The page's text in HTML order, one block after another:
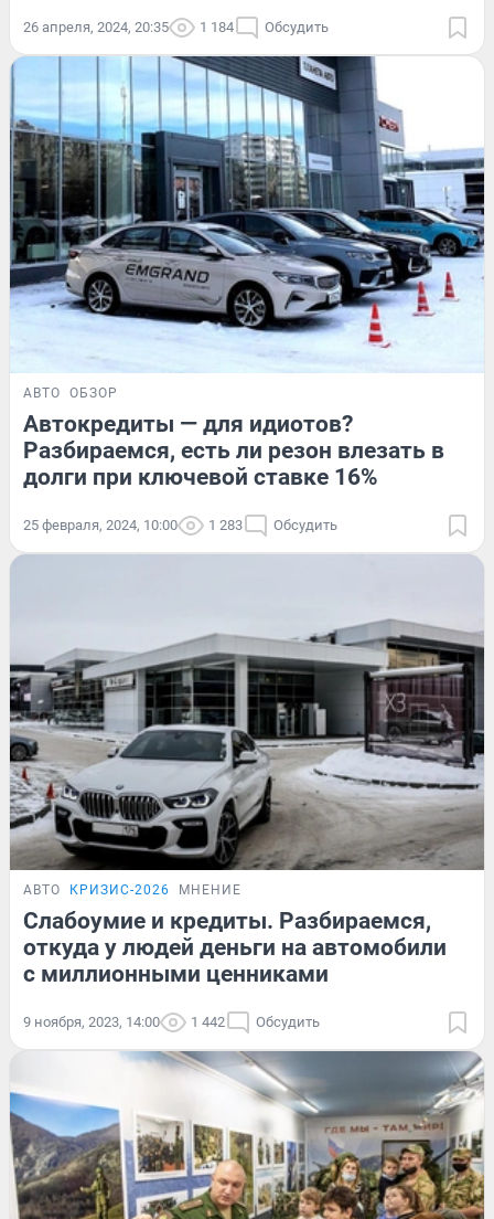
26 апреля, 2024, 20:35 1 184 Обсудить
АВТО ОБЗОР
Автокредиты — для идиотов?
Разбираемся, есть ли резон влезать в
долги при ключевой ставке 16%
25 февраля, 2024, 10:00 1 283 Обсудить
АВТО КРИЗИС-2026 МНЕНИЕ
Слабоумие и кредиты. Разбираемся,
откуда у людей деньги на автомобили
с миллионными ценниками
9 ноября, 2023, 14:00 1 442 Обсудить